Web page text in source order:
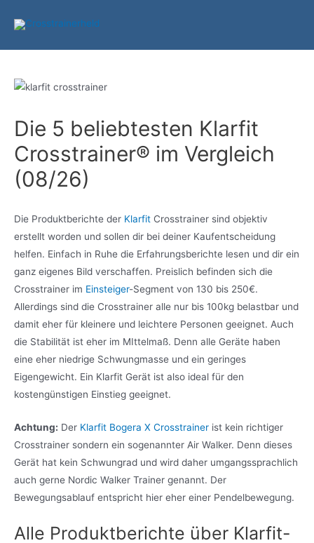
Inhalt
Die 5 beliebtesten Klarfit
Crosstrainer® im Vergleich
(08/26)
Die Produktberichte der Klarfit Crosstrainer sind objektiv
erstellt worden und sollen dir bei deiner Kaufentscheidung
helfen. Einfach in Ruhe die Erfahrungsberichte lesen und dir ein
ganz eigenes Bild verschaffen. Preislich befinden sich die
Crosstrainer im Einsteiger-Segment von 130 bis 250€.
Allerdings sind die Crosstrainer alle nur bis 100kg belastbar und
damit eher für kleinere und leichtere Personen geeignet. Auch
die Stabilität ist eher im MIttelmaß. Denn alle Geräte haben
eine eher niedrige Schwungmasse und ein geringes
Eigengewicht. Ein Klarfit Gerät ist also ideal für den
kostengünstigen Einstieg geeignet.
Achtung: Der Klarfit Bogera X Crosstrainer ist kein richtiger
Crosstrainer sondern ein sogenannter Air Walker. Denn dieses
Gerät hat kein Schwungrad und wird daher umgangssprachlich
auch gerne Nordic Walker Trainer genannt. Der
Bewegungsablauf entspricht hier eher einer Pendelbewegung.
Alle Produktberichte über Klarfit-